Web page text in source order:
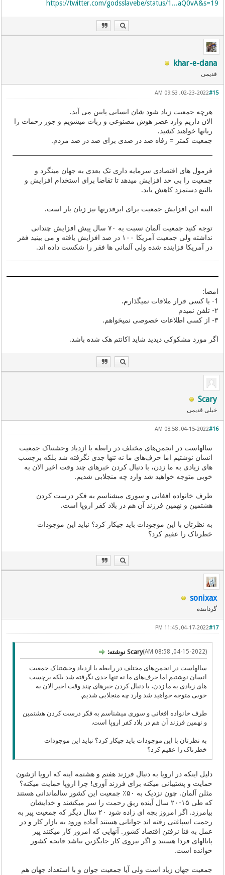
https://twitter.com/godsslavebe/status/1...aQ0vA&s=19
khar-e-dana
قدیمی
#15
02-23-2022, 09:53 AM
هرچه جمعیت زیاد شود شان انسانی پایین می آید.
الان داریم وارد عصر هوش مصنوعی و ربات میشویم و جور زحمات را
رباتها خواهند کشید.
جمعیت کمتر = رفاه صد در صدی برای صد در صد مردم.
فرمول های اقتصادی سرمایه داری تک بعدی به جهان مینگرد و
جمعیت را بی حد افزایش میدهد تا تقاضا برای استخدام افزایش و
بالتبع دستمزد کاهش یابد.
البته این افزایش جمعیت برای ابرقدرتها نیز زیان بار است.
توجه کنید جمعیت آلمان نسبت به ۷۰ سال پیش افزایش چندانی
نداشته ولی جمعیت آمریکا ۱۰۰ در صد افزایش یافته و می بینید فقر
در آمریکا فزاینده شده ولی آلمانی ها فقر را شکست داده اند.
امضا:
1- با کسی قرار ملاقات نمیگذارم.
۲- تلفن نمیدم
۳- از کسی اطلاعات خصوصی نمیخواهم.
اگر مورد مشکوکی دیدید شاید اکانتم هک شده باشد.
Scary
خیلی قدیمی
#16
04-15-2022, 08:58 AM
سالهاست در انجمن‌های مختلف در رابطه با ازدیاد وحشتناک جمعیت
انسان نوشتیم اما حرف‌های ما نه تنها جدی نگرفته شد بلکه برچسب
های زیادی به ما زدن، با دنبال کردن خبرهای چند وقت اخیر الان به
خوبی متوجه خواهید شد وارد چه منجلابی شدیم.
طرف خانواده افغانی و سوری میشناسم به فکر درست کردن
هشتمین و نهمین فرزند آن هم در بلاد کفر اروپا است.
به نظرتان با این موجودات باید چیکار کرد؟ نباید این موجودات
خطرناک را عقیم کرد؟
sonixax
گرداننده
#17
04-17-2022, 11:45 PM
(04-15-2022, 08:58 AM) Scary نوشته:
سالهاست در انجمن‌های مختلف در رابطه با ازدیاد وحشتناک جمعیت
انسان نوشتیم اما حرف‌های ما نه تنها جدی نگرفته شد بلکه برچسب
های زیادی به ما زدن، با دنبال کردن خبرهای چند وقت اخیر الان به
خوبی متوجه خواهید شد وارد چه منجلابی شدیم.
طرف خانواده افغانی و سوری میشناسم به فکر درست کردن هشتمین
و نهمین فرزند آن هم در بلاد کفر اروپا است.
به نظرتان با این موجودات باید چیکار کرد؟ نباید این موجودات
خطرناک را عقیم کرد؟
دلیل اینکه در اروپا به دنبال فرزند هفتم و هشتمه اینه که اروپا ازشون
حمایت و پشتیبانی میکنه برای فرزند آوری! چرا اروپا حمایت میکنه؟
مثلن آلمان. چون نزدیک به ۵۰٪ جمعیت این کشور سالماندانی هستند
که طی ۱۵-۲۰ سال آینده ریق رحمت را سر میکشند و خدایشان
بیامرزد. اگر امروز بچه ای زاده شود ۲۰ سال دیگر که جمعیت پیر به
رحمت اسپاغتی رفته اند جوانانی هستند آماده ورود به بازار کار و در
عمل به فنا نرفتن اقتصاد کشور. آنهایی که امروز کار میکنند پیر
پاتالهای فردا هستند و اگر نیروی کار جایگزین نباشد فاتحه کشور
خوانده است.
جمعیت جهان زیاد است ولی آیا جمعیت جوان و با استعداد جهان هم